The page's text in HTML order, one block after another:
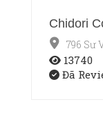
Chidori
796 Sư
13740
Đã